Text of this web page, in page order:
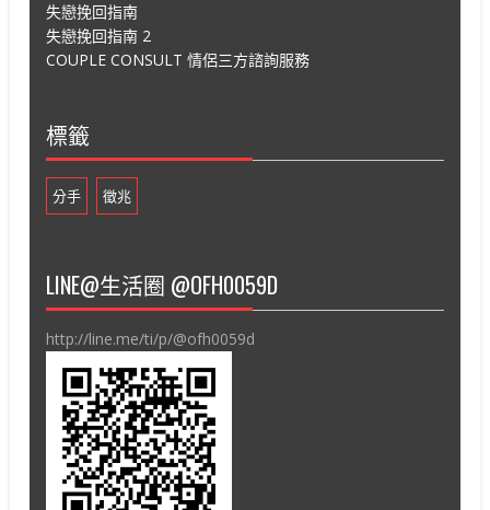
失戀挽回指南
失戀挽回指南 2
COUPLE CONSULT 情侶三方諮詢服務
標籤
分手 徵兆
LINE@生活圈 @OFH0059D
http://line.me/ti/p/@ofh0059d